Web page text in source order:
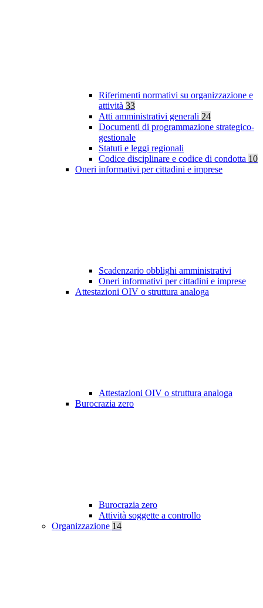
Riferimenti normativi su organizzazione e
attività 33
Atti amministrativi generali 24
Documenti di programmazione strategico-
gestionale
Statuti e leggi regionali
Codice disciplinare e codice di condotta 10
Oneri informativi per cittadini e imprese
Scadenzario obblighi amministrativi
Oneri informativi per cittadini e imprese
Attestazioni OIV o struttura analoga
Attestazioni OIV o struttura analoga
Burocrazia zero
Burocrazia zero
Attività soggette a controllo
Organizzazione 14